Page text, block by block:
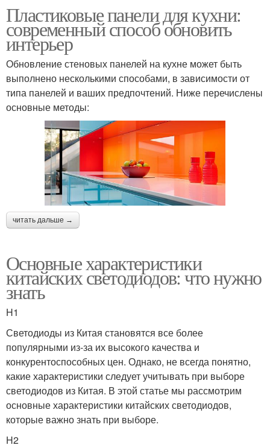
Пластиковые панели для кухни:
современный способ обновить
интерьер
Обновление стеновых панелей на кухне может быть
выполнено несколькими способами, в зависимости от
типа панелей и ваших предпочтений. Ниже перечислены
основные методы:
читать дальше →
Основные характеристики
китайских светодиодов: что нужно
знать
H1
Светодиоды из Китая становятся все более
популярными из-за их высокого качества и
конкурентоспособных цен. Однако, не всегда понятно,
какие характеристики следует учитывать при выборе
светодиодов из Китая. В этой статье мы рассмотрим
основные характеристики китайских светодиодов,
которые важно знать при выборе.
H2